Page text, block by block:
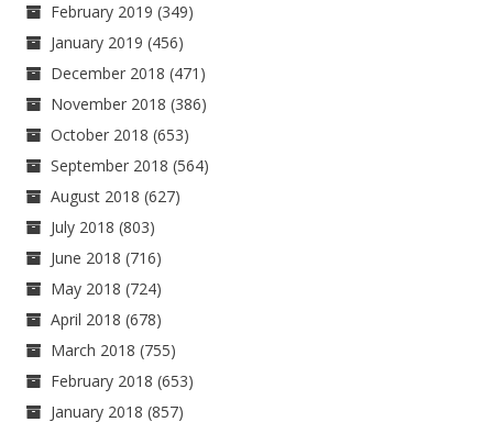
February 2019 (349)
January 2019 (456)
December 2018 (471)
November 2018 (386)
October 2018 (653)
September 2018 (564)
August 2018 (627)
July 2018 (803)
June 2018 (716)
May 2018 (724)
April 2018 (678)
March 2018 (755)
February 2018 (653)
January 2018 (857)